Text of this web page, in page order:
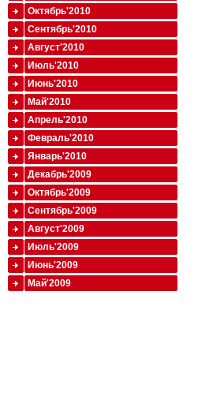
Октябрь'2010
Сентябрь'2010
Август'2010
Июль'2010
Июнь'2010
Май'2010
Апрель'2010
Февраль'2010
Январь'2010
Декабрь'2009
Октябрь'2009
Сентябрь'2009
Август'2009
Июль'2009
Июнь'2009
Май'2009